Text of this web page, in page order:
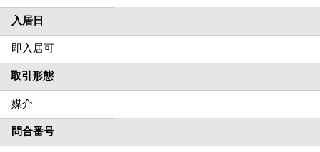
入居日
即入居可
取引形態
媒介
問合番号